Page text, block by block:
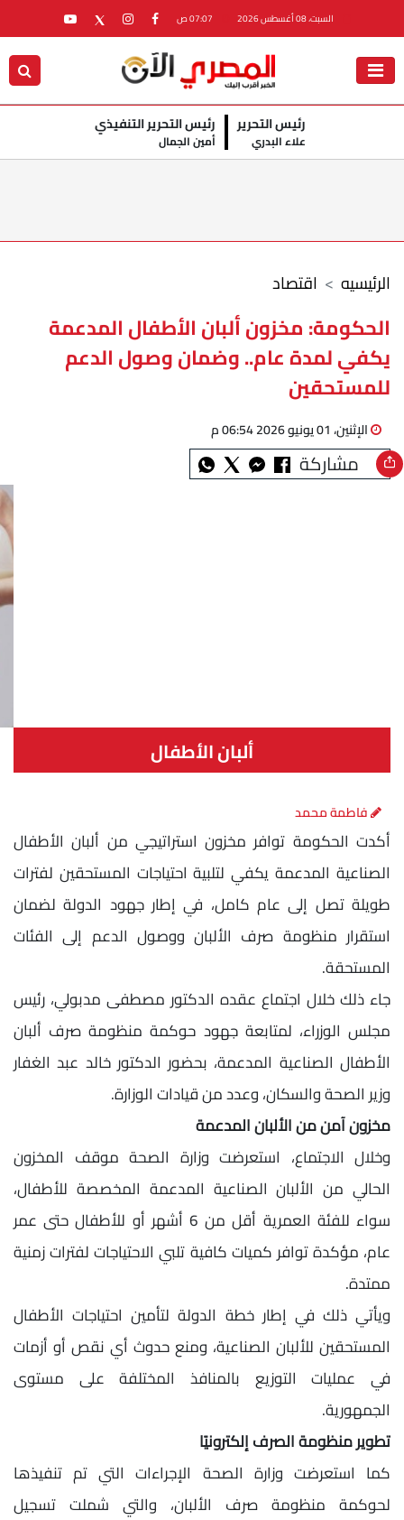
السبت، 08 أغسطس 2026
رئيس التحرير
علاء البدري
رئيس التحرير التنفيذي
أمين الجمال
اقتصاد الرئيسيه
الحكومة: مخزون ألبان الأطفال المدعمة
يكفي لمدة عام.. وضمان وصول الدعم
للمستحقين
الإثنين، 01 يونيو 2026 06:54 م
مشاركة
ألبان الأطفال
فاطمة محمد
أكدت الحكومة توافر مخزون استراتيجي من ألبان الأطفال
الصناعية المدعمة يكفي لتلبية احتياجات المستحقين لفترات
طويلة تصل إلى عام كامل، في إطار جهود الدولة لضمان
استقرار منظومة صرف الألبان ووصول الدعم إلى الفئات
المستحقة.
جاء ذلك خلال اجتماع عقده الدكتور مصطفى مدبولي، رئيس
مجلس الوزراء، لمتابعة جهود حوكمة منظومة صرف ألبان
الأطفال الصناعية المدعمة، بحضور الدكتور خالد عبد الغفار
وزير الصحة والسكان، وعدد من قيادات الوزارة.
مخزون آمن من الألبان المدعمة
وخلال الاجتماع، استعرضت وزارة الصحة موقف المخزون
الحالي من الألبان الصناعية المدعمة المخصصة للأطفال،
سواء للفئة العمرية أقل من 6 أشهر أو للأطفال حتى عمر
عام، مؤكدة توافر كميات كافية تلبي الاحتياجات لفترات زمنية
ممتدة.
ويأتي ذلك في إطار خطة الدولة لتأمين احتياجات الأطفال
المستحقين للألبان الصناعية، ومنع حدوث أي نقص أو أزمات
في عمليات التوزيع بالمنافذ المختلفة على مستوى
الجمهورية.
تطوير منظومة الصرف إلكترونيًا
كما استعرضت وزارة الصحة الإجراءات التي تم تنفيذها
لحوكمة منظومة صرف الألبان، والتي شملت تسجيل